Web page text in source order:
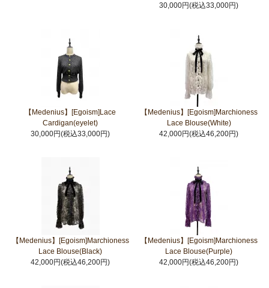
30,000円(税込33,000円)
【Medenius】[Egoism]Lace
Cardigan(eyelet)
30,000円(税込33,000円)
【Medenius】[Egoism]Marchioness
Lace Blouse(White)
42,000円(税込46,200円)
【Medenius】[Egoism]Marchioness
Lace Blouse(Black)
42,000円(税込46,200円)
【Medenius】[Egoism]Marchioness
Lace Blouse(Purple)
42,000円(税込46,200円)